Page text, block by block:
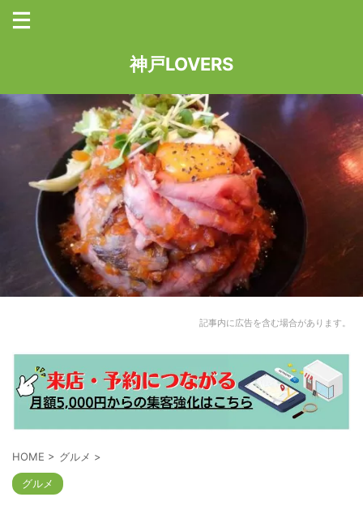
神戸LOVERS
記事内に広告を含む場合があります。
HOME > グルメ >
グルメ